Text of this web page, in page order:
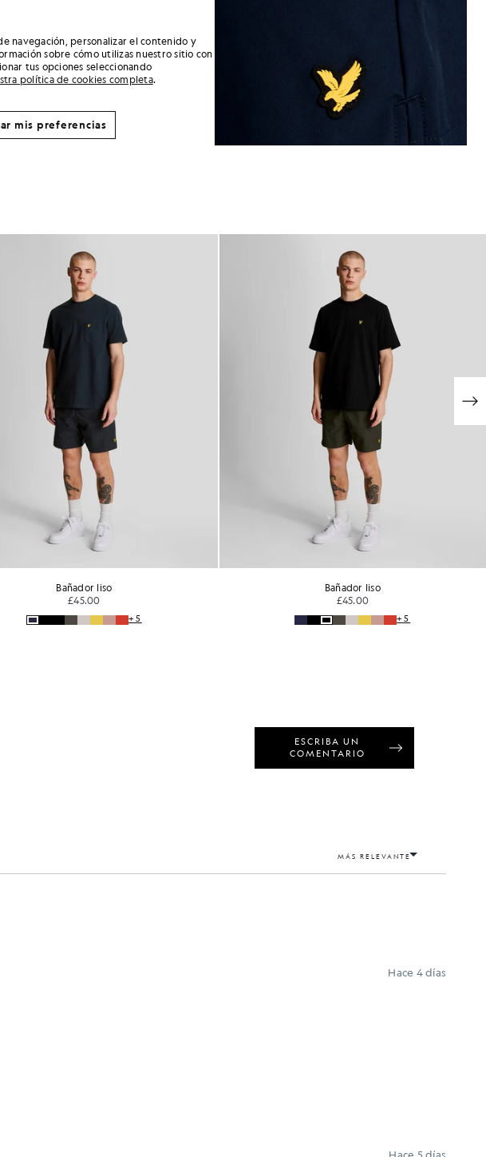
Bañador liso
£45.00
+5
Bañador liso
£45.00
+5
navegación, personalizar el contenido y
sobre cómo utilizas nuestro sitio con
tus opciones seleccionando
política de cookies completa.
mis preferencias